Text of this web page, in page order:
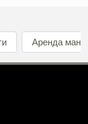
Аренда